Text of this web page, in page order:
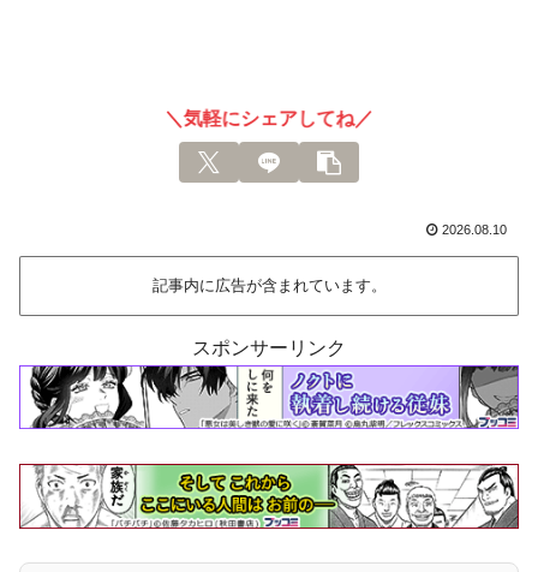
＼気軽にシェアしてね／
2026.08.10
記事内に広告が含まれています。
スポンサーリンク